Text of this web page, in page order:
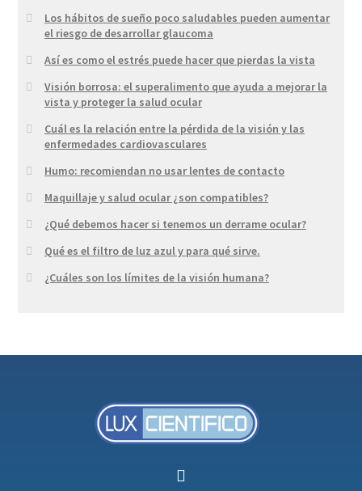
Los hábitos de sueño poco saludables pueden aumentar
el riesgo de desarrollar glaucoma
Así es como el estrés puede hacer que pierdas la vista
Visión borrosa: el superalimento que ayuda a mejorar la
vista y proteger la salud ocular
Cuál es la relación entre la pérdida de la visión y las
enfermedades cardiovasculares
Humo: recomiendan no usar lentes de contacto
Maquillaje y salud ocular ¿son compatibles?
¿Qué debemos hacer si tenemos un derrame ocular?
Qué es el filtro de luz azul y para qué sirve.
¿Cuáles son los límites de la visión humana?